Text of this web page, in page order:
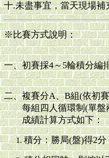
十.未盡事宜，當天現場補
※比賽方式說明：
一、初賽採4～5輪積分編
二、複賽分A、B組(依初
每組四人循環制(單盤兩
成績計算方式如下：
積分：勝局(盤)得2